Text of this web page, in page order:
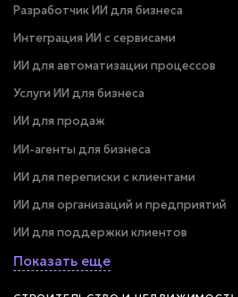
Разработчик ИИ для бизнеса
Интеграция ИИ с сервисами
ИИ для автоматизации процессов
Услуги ИИ для бизнеса
ИИ для продаж
ИИ-агенты для бизнеса
ИИ для переписки с клиентами
ИИ для организаций и предприятий
ИИ для поддержки клиентов
Показать еще